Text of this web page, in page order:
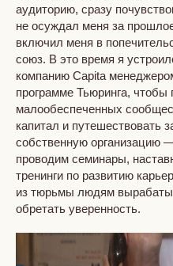
аудиторию, сразу
не осуждал меня за
включил меня в
союз. В это время я
компанию Capita
программе Тьюринга, чтобы
малообеспеченных
капитал и путешествовать
собственную организацию
проводим семинары,
тренинги по развитию
из тюрьмы людям
обретать уверенность.